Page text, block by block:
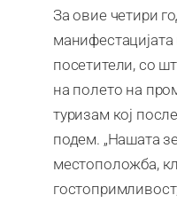
За овие четири
посетители, со
на полето на
туризам кој
подем. „Нашата
местоположба,